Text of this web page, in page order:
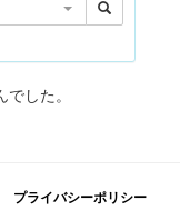
した。
プライバシーポリシー